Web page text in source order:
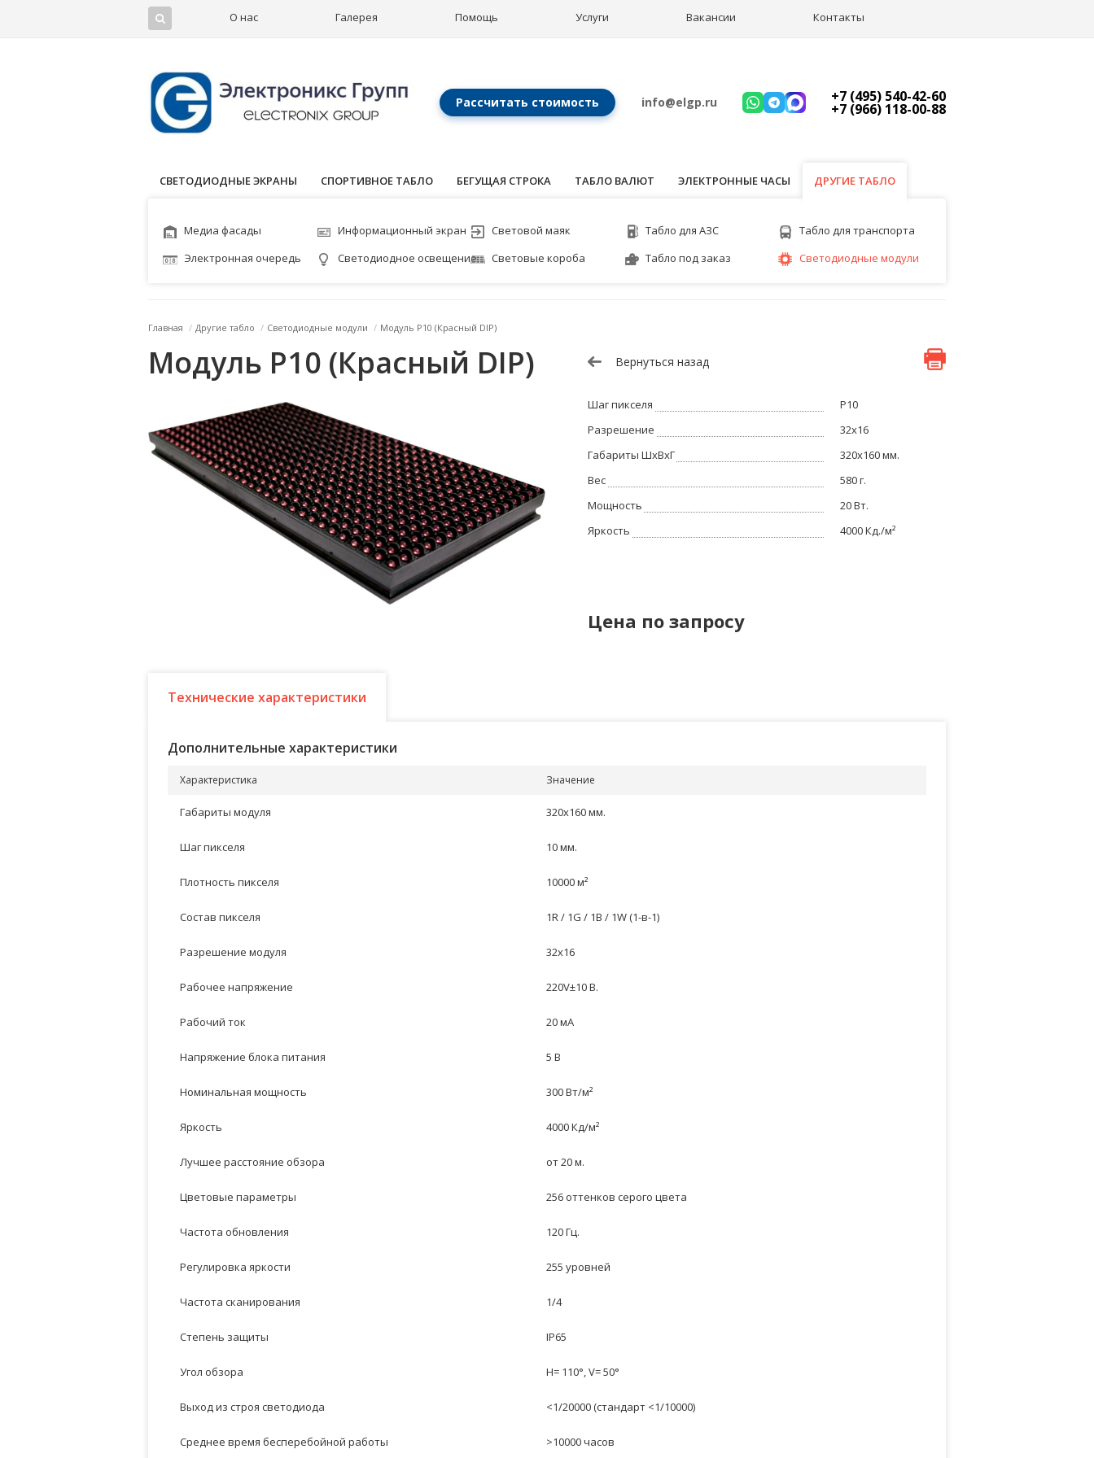
О нас Галерея Помощь Услуги Вакансии Контакты
Рассчитать стоимость info@elgp.ru +7 (495) 540-42-60
+7 (966) 118-00-88
СВЕТОДИОДНЫЕ ЭКРАНЫ СПОРТИВНОЕ ТАБЛО БЕГУЩАЯ СТРОКА ТАБЛО ВАЛЮТ ЭЛЕКТРОННЫЕ ЧАСЫ ДРУГИЕ ТАБЛО
ДРУГИЕ ТАБЛО
Медиа фасады Информационный экран Световой маяк Табло для АЗС
Табло для транспорта
Электронная очередь
Светодиодное освещение Световые короба Табло под заказ Светодиодные модули
Главная / Другие табло / Светодиодные модули / Модуль P10 (Красный DIP)
Модуль P10 (Красный DIP) Вернуться назад
Шаг пикселя
P10
Разрешение
32x16
Габариты ШхВхГ
320x160 мм.
Вес
580 г.
Мощность
20 Вт.
Яркость
4000 Кд./м²
Цена по запросу
Технические характеристики
Дополнительные характеристики
Характеристика Значение
Габариты модуля 320х160 мм.
Шаг пикселя 10 мм.
Плотность пикселя 10000 м²
Состав пикселя 1R / 1G / 1B / 1W (1-в-1)
Разрешение модуля 32х16
Рабочее напряжение 220V±10 В.
Рабочий ток 20 мА
Напряжение блока питания 5 В
Номинальная мощность 300 Вт/м²
Яркость 4000 Кд/м²
Лучшее расстояние обзора от 20 м.
Цветовые параметры 256 оттенков серого цвета
Частота обновления 120 Гц.
Регулировка яркости 255 уровней
Частота сканирования 1/4
Степень защиты IP65
Угол обзора H= 110°, V= 50°
Выход из строя светодиода <1/20000 (стандарт <1/10000)
Среднее время бесперебойной работы >10000 часов